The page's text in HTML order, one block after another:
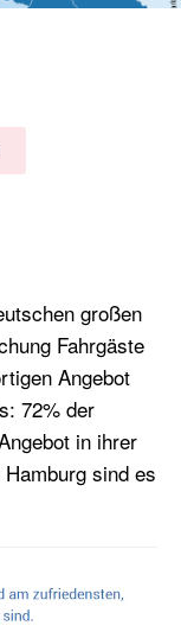
großen
Fahrgäste
Angebot
72% der
in ihrer
sind es